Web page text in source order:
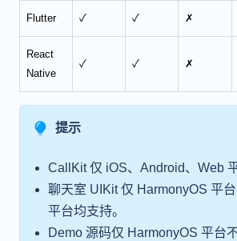
Flutter ✓ ✓ ✗
React
Native
✓ ✓ ✗
提示
CallKit 仅 iOS、Android、Web
聊天室 UIKit 仅 HarmonyOS 平
平台均支持。
Demo 源码仅 HarmonyOS 平台